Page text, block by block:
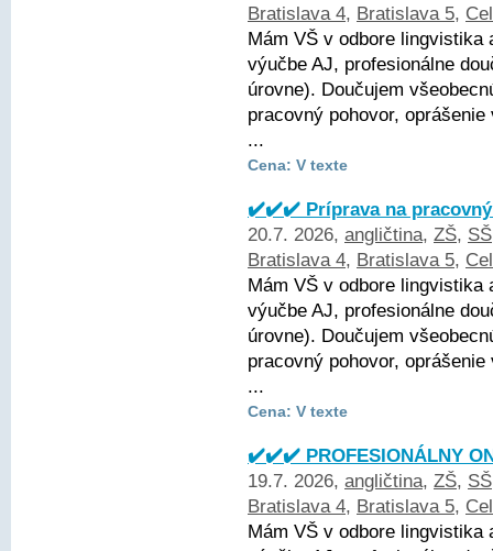
Bratislava 4, Bratislava 5,
Mám VŠ v odbore
výučbe AJ, profesionálne
úrovne). Doučujem
pracovný pohovor,
...
Cena: V texte
✔️✔️✔️ Príprava na
20.7. 2026, angličtina, ZŠ, SŠ
Bratislava 4, Bratislava 5,
Mám VŠ v odbore
výučbe AJ, profesionálne
úrovne). Doučujem
pracovný pohovor,
...
Cena: V texte
✔️✔️✔️ PROFESIONÁLNY
19.7. 2026, angličtina, ZŠ, SŠ
Bratislava 4, Bratislava 5,
Mám VŠ v odbore